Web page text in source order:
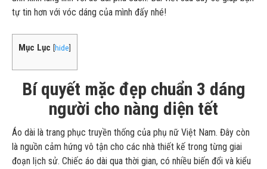
tự tin hơn với vóc dáng của mình đấy nhé!
Mục Lục [hide]
Bí quyết mặc đẹp chuẩn 3 dáng
người cho nàng diện tết
Áo dài là trang phục truyền thống của phụ nữ Việt Nam. Đây còn
là nguồn cảm hứng vô tận cho các nhà thiết kế trong từng giai
đoạn lịch sử. Chiếc áo dài qua thời gian, có nhiều biến đổi và kiểu